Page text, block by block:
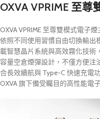
OXVA VPRIME 至
OXVA VPRIME 至尊雙模式電子
依照不同使用習慣自由切換輸出
載智慧晶片系統與高效霧化技術
容量空倉煙彈設計，不僅方便
合長效續航與 Type-C 快速充電
OXVA 旗下備受矚目的高性能電